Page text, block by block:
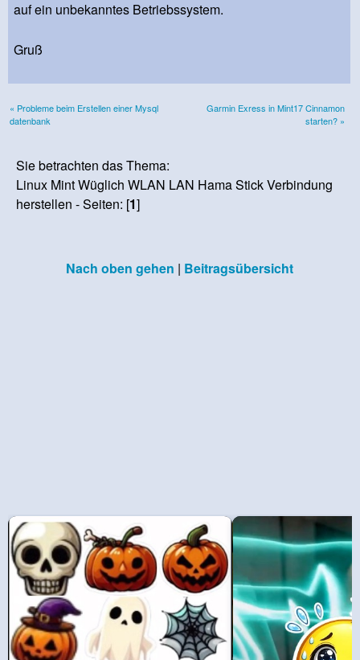
auf ein unbekanntes Betriebssystem.
Gruß
« Probleme beim Erstellen einer Mysql
datenbank
Garmin Exress in Mint17 Cinnamon
starten? »
Sie betrachten das Thema:
Linux Mint Wüglich WLAN LAN Hama Stick Verbindung
herstellen - Seiten: [1]
Nach oben gehen | Beitragsübersicht